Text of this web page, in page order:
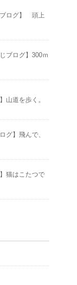
ログ】 頭上
ログ】300ｍ
山道を歩く。
】飛んで、
猫はこたつで